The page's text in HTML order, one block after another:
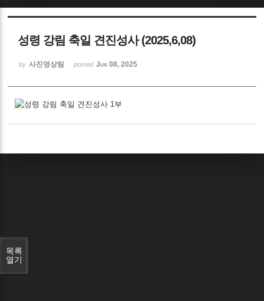
성령 강림 축일 견진성사 (2025,6,08)
by 사진영상팀 posted Jun 08, 2025
목록
열기
Sketchbook5, 스케치북5
Sketchbook5, 스케치북5